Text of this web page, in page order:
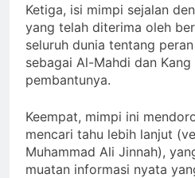
Ketiga, isi mimpi sejalan
yang telah diterima oleh
seluruh dunia tentang
sebagai Al-Mahdi dan
pembantunya.
Keempat, mimpi ini
mencari tahu lebih lanjut
Muhammad Ali Jinnah),
muatan informasi nyata